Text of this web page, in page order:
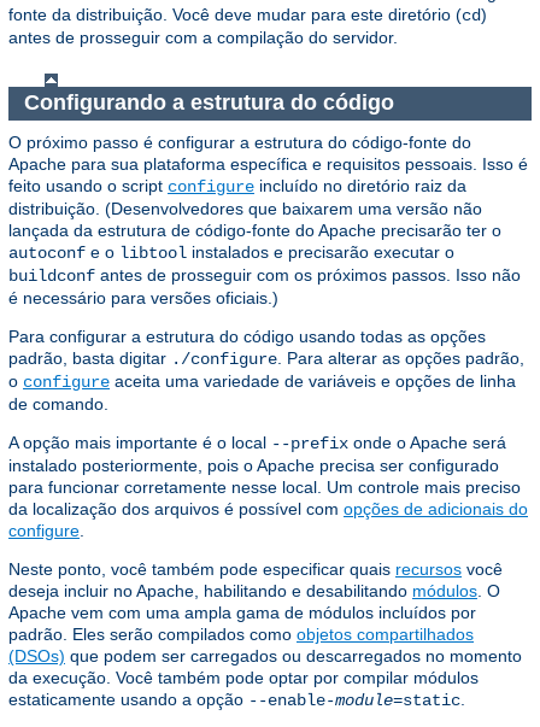
fonte da distribuição. Você deve mudar para este diretório (cd)
antes de prosseguir com a compilação do servidor.
Configurando a estrutura do código
O próximo passo é configurar a estrutura do código-fonte do
Apache para sua plataforma específica e requisitos pessoais. Isso é
feito usando o script configure incluído no diretório raiz da
distribuição. (Desenvolvedores que baixarem uma versão não
lançada da estrutura de código-fonte do Apache precisarão ter o
autoconf e o libtool instalados e precisarão executar o
buildconf antes de prosseguir com os próximos passos. Isso não
é necessário para versões oficiais.)
Para configurar a estrutura do código usando todas as opções
padrão, basta digitar ./configure . Para alterar as opções padrão,
o configure aceita uma variedade de variáveis e opções de linha
de comando.
A opção mais importante é o local --prefix onde o Apache será
instalado posteriormente, pois o Apache precisa ser configurado
para funcionar corretamente nesse local. Um controle mais preciso
da localização dos arquivos é possível com opções de adicionais do
configure
Neste ponto, você também pode especificar quais recursos você
deseja incluir no Apache, habilitando e desabilitando módulos . O
Apache vem com uma ampla gama de módulos incluídos por
padrão. Eles serão compilados como objetos compartilhados
(DSOs) que podem ser carregados ou descarregados no momento
da execução. Você também pode optar por compilar módulos
estaticamente usando a opção --enable-module=static